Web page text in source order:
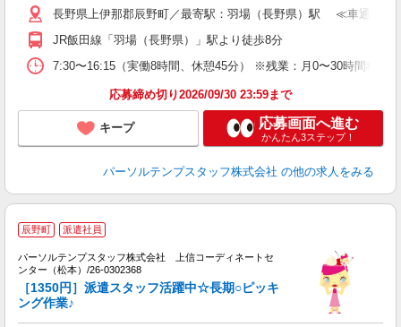
長野県上伊那郡辰野町／最寄駅：羽場（長野県）駅 ≪車通勤
JR飯田線「羽場（長野県）」駅より徒歩8分
7:30〜16:15（実働8時間、休憩45分） ※残業：月0〜30時間程
応募締め切り2026/09/30 23:59まで
キープ 応募画面へ進む
かんたん3ステップ！
パーソルテンプスタッフ株式会社 の他の求人をみる
辰野町 派遣社員
パーソルテンプスタッフ株式会社 上信コーディネートセ
ンター（松本）/26-0302368
［1350円］派遣スタッフ活躍中☆長期○ピッキ
ング作業♪